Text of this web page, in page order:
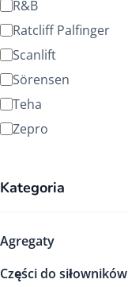
R&B
Ratcliff Palfinger
Scanlift
Sörensen
Teha
Zepro
Kategoria
Agregaty
Części do siłowników